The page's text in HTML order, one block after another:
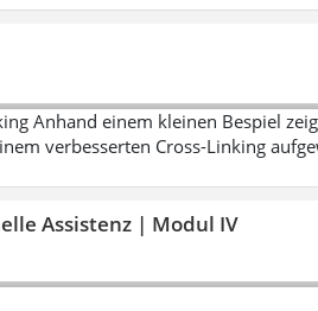
Anhand einem kleinen Bespiel
verbesserten Cross-Linking
Assistenz | Modul IV